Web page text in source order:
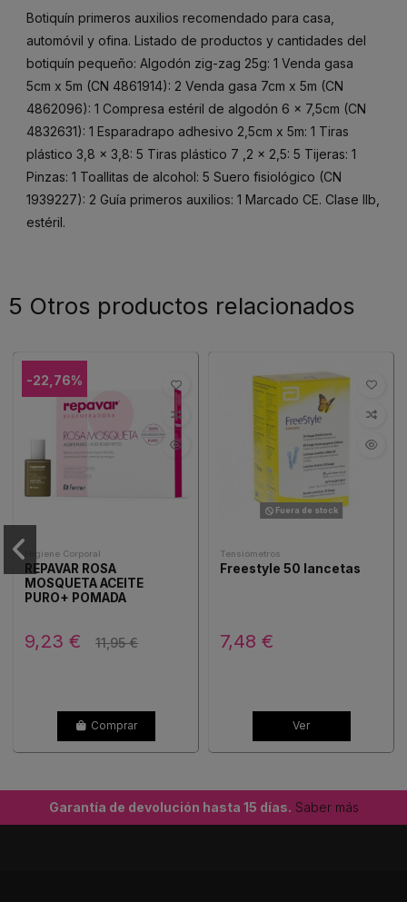
Botiquín primeros auxilios recomendado para casa,
automóvil y ofina. Listado de productos y cantidades del
botiquín pequeño: Algodón zig-zag 25g: 1 Venda gasa
5cm x 5m (CN 4861914): 2 Venda gasa 7cm x 5m (CN
4862096): 1 Compresa estéril de algodón 6 x 7,5cm (CN
4832631): 1 Esparadrapo adhesivo 2,5cm x 5m: 1 Tiras
plástico 3,8 x 3,8: 5 Tiras plástico 7 ,2 x 2,5: 5 Tijeras: 1
Pinzas: 1 Toallitas de alcohol: 5 Suero fisiológico (CN
1939227): 2 Guía primeros auxilios: 1 Marcado CE. Clase IIb,
estéril.
5 Otros productos relacionados
-22,76%
Higiene Corporal
REPAVAR ROSA
MOSQUETA ACEITE
PURO+ POMADA
9,23 € 11,95 €
Comprar
Fuera de stock
Tensiómetros
Freestyle 50 lancetas
7,48 €
Ver
Garantía de devolución hasta 15 días. Saber más